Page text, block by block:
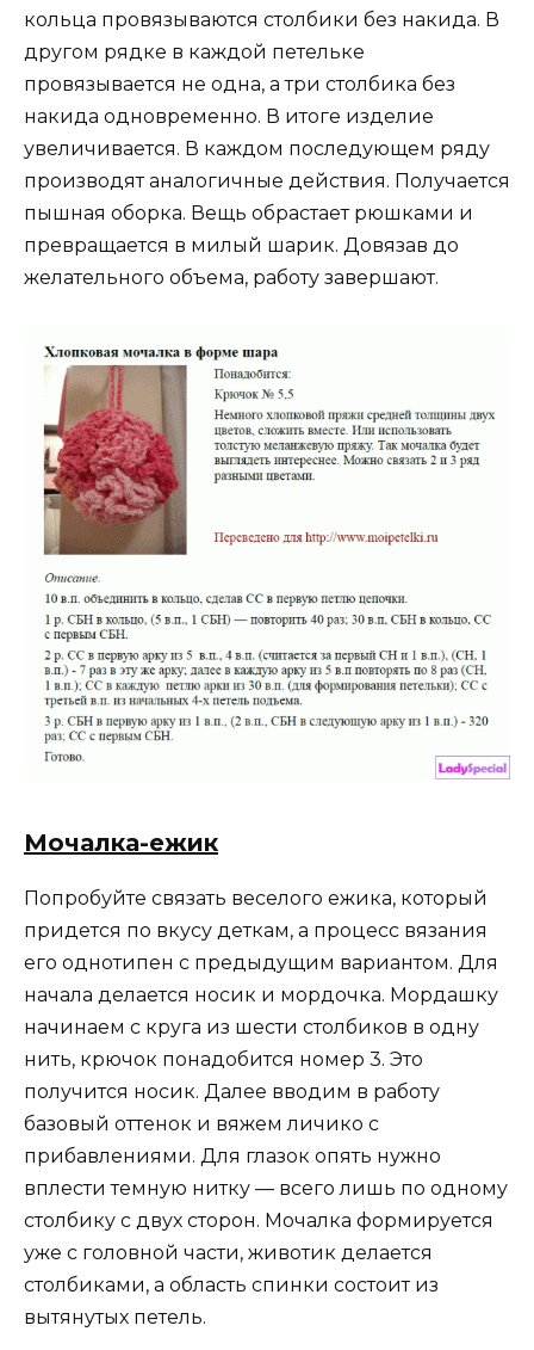
кольца провязываются столбики без накида. В
другом рядке в каждой петельке
провязывается не одна, а три столбика без
накида одновременно. В итоге изделие
увеличивается. В каждом последующем ряду
производят аналогичные действия. Получается
пышная оборка. Вещь обрастает рюшками и
превращается в милый шарик. Довязав до
желательного объема, работу завершают.
Мочалка-ежик
Попробуйте связать веселого ежика, который
придется по вкусу деткам, а процесс вязания
его однотипен с предыдущим вариантом. Для
начала делается носик и мордочка. Мордашку
начинаем с круга из шести столбиков в одну
нить, крючок понадобится номер 3. Это
получится носик. Далее вводим в работу
базовый оттенок и вяжем личико с
прибавлениями. Для глазок опять нужно
вплести темную нитку — всего лишь по одному
столбику с двух сторон. Мочалка формируется
уже с головной части, животик делается
столбиками, а область спинки состоит из
вытянутых петель.